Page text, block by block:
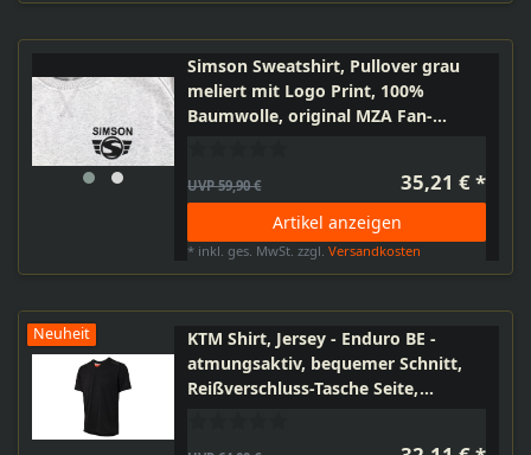
Simson Sweatshirt, Pullover grau
meliert mit Logo Print, 100%
Baumwolle, original MZA Fan-
UVP 59,90 € 35,21 € *
Artikel anzeigen
* inkl. ges. MwSt. zzgl.Versandkosten
Neuheit
KTM Shirt, Jersey - Enduro BE -
atmungsaktiv, bequemer Schnitt,
Reißverschluss-Tasche Seite,